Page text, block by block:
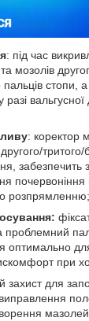
: під час
мозолів
пальців стопи,
разі
: коректор
другого/
забезпечить
почервоніння
розпрямленню;
проблемний
оптимально
при
захист для